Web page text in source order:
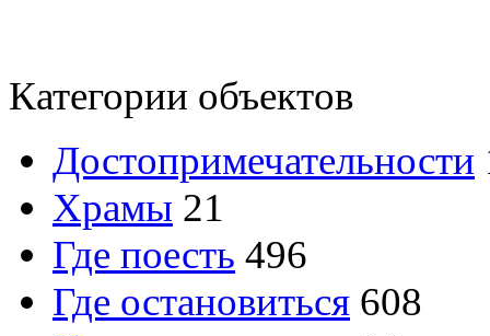
Категории объектов
Достопримечательности
Храмы 21
Где поесть 496
Где остановиться 608